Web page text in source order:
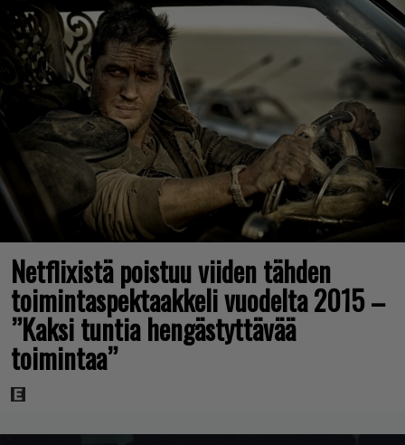
Netflixistä poistuu viiden tähden
toimintaspektaakkeli vuodelta 2015 –
”Kaksi tuntia hengästyttävää
toimintaa”